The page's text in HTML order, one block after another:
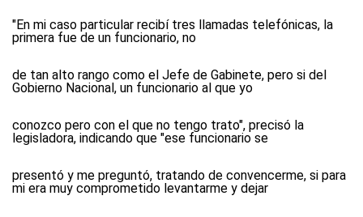
"En mi caso particular recibí tres llamadas telefónicas, la
primera fue de un funcionario, no
de tan alto rango como el Jefe de Gabinete, pero si del
Gobierno Nacional, un funcionario al que yo
conozco pero con el que no tengo trato", precisó la
legisladora, indicando que "ese funcionario se
presentó y me preguntó, tratando de convencerme, si para
mi era muy comprometido levantarme y dejar